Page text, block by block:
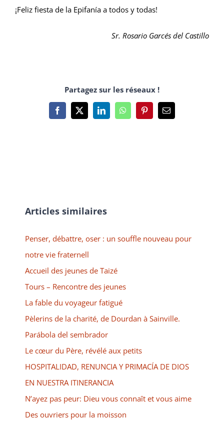
¡Feliz fiesta de la Epifanía a todos y todas!
Sr. Rosario Garcés del Castillo
Partagez sur les réseaux !
Facebook
X LinkedInWhatsAppPinterestEmail
Articles similaires
Penser, débattre, oser : un souffle nouveau pour
notre vie fraternell
Accueil des jeunes de Taizé
Tours – Rencontre des jeunes
La fable du voyageur fatigué
Pèlerins de la charité, de Dourdan à Sainville.
Parábola del sembrador
Le cœur du Père, révélé aux petits
HOSPITALIDAD, RENUNCIA Y PRIMACÍA DE DIOS
EN NUESTRA ITINERANCIA
N’ayez pas peur: Dieu vous connaît et vous aime
Des ouvriers pour la moisson